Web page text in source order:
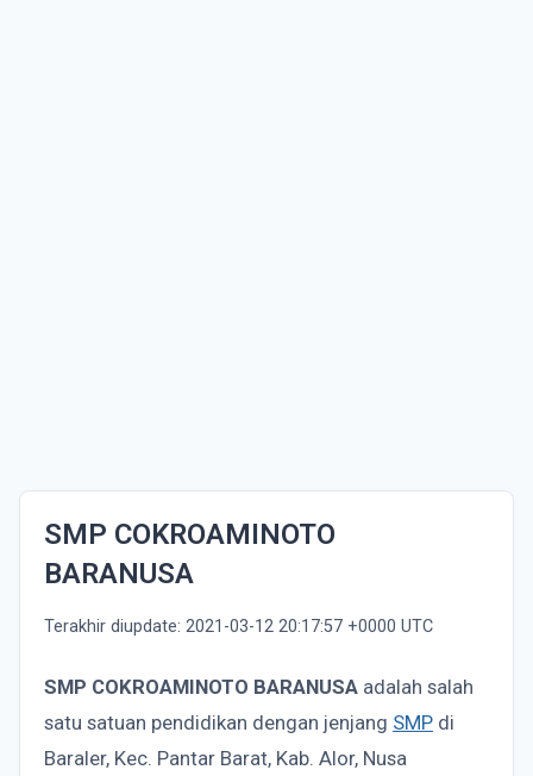
SMP COKROAMINOTO
BARANUSA
Terakhir diupdate: 2021-03-12 20:17:57 +0000 UTC
SMP COKROAMINOTO BARANUSA adalah salah
satu satuan pendidikan dengan jenjang SMP di
Baraler, Kec. Pantar Barat, Kab. Alor, Nusa